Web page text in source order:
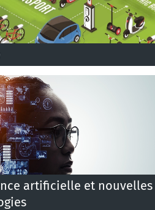
entreprise est l'une de nos priorités
sur la santé, l'environnement, le
sociale et la qualité de vie
artificielle et nouvelles